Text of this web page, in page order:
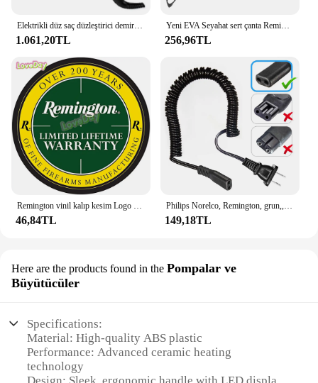
1.061,20TL
Yeni EVA Seyahat sert çanta Remington F5-5800 Şarj Edilebilir Folyo Interceptor Tıraş Teknolojisi şarj cihazı ile
256,96TL
Remington vinil kalıp kesim Logo çıkartması abd bayrağı Oval yaratıcı tamir Sticker araba vücut dekorasyon kulübü çıkartması
46,84TL
Philips Norelco, Remington, grun,, Braun, Eltron Shaver şarj kablosu elektrikli traş makineleri Razors kablosu için % elektrik fişi uyumlu
149,18TL
Here are the products found in the Pompalar ve
Büyütücüler
Specifications:
Material: High-quality ABS plastic
Performance: Advanced ceramic heating
technology
Design: Sleek, ergonomic handle with LED display